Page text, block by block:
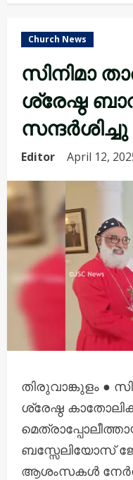
Church News
സിനിമാ
ശ്രേഷ്ഠ
സന്ദർശിച്ചു
Editor April 12,
തിരുവാങ്കുളം ●
ശ്രേഷ്ഠ
ബസ്സേലിയോസ്
ആശംസകൾ